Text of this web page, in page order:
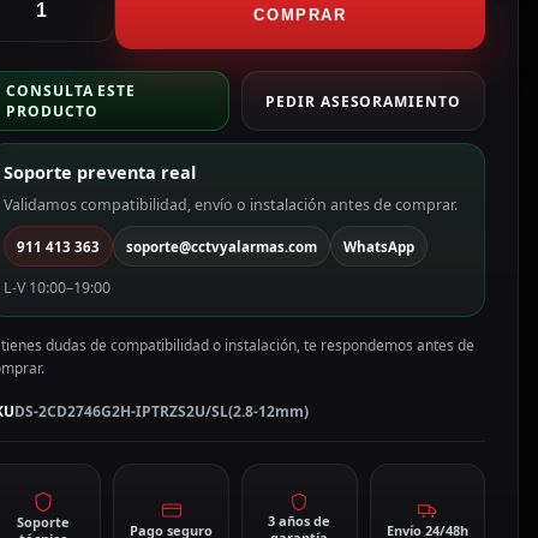
SL(2.8-
COMPRAR
CONSULTA ESTE
PRODUCTO
PEDIR ASESORAMIENTO
Soporte preventa real
Validamos compatibilidad, envío o instalación antes de comprar.
911 413 363 soporte@cctvyalarmas.com WhatsApp
L-V 10:00–19:00
dudas de compatibilidad o instalación, te respondemos antes de
DS-2CD2746G2H-IPTRZS2U/SL(2.8-12mm)
Soporte
Pago seguro
3 años de
Envío 24/48h